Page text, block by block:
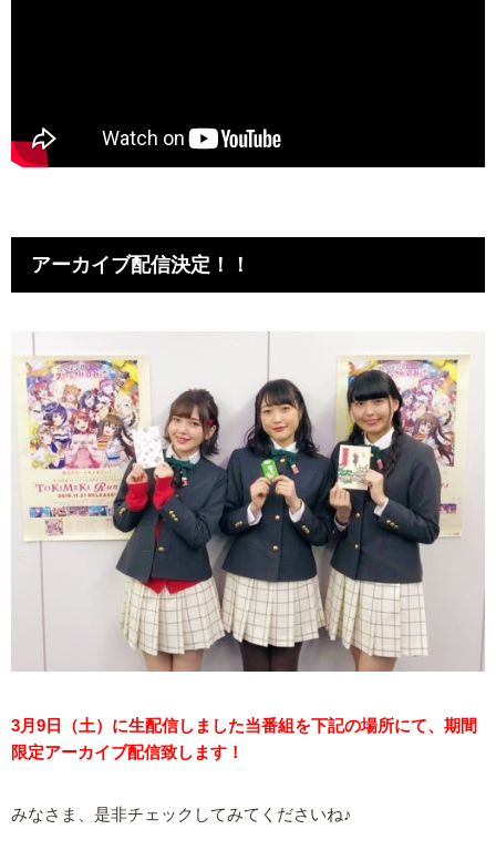
アーカイブ配信決定！！
3月9日（土）に生配信しました当番組を下記の場所にて、期間
限定アーカイブ配信致します！
みなさま、是非チェックしてみてくださいね♪